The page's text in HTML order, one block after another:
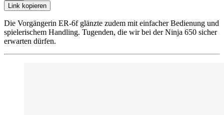
Link kopieren
Die Vorgängerin ER-6f glänzte zudem mit einfacher Bedienung und
spielerischem Handling. Tugenden, die wir bei der Ninja 650 sicher
erwarten dürfen.